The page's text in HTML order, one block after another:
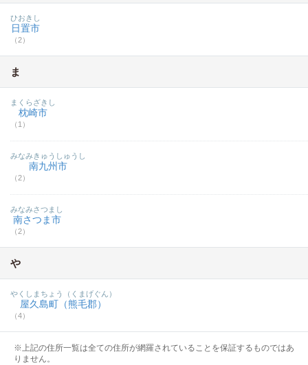
日置市
（2）
ひおきし
ま
枕崎市
（1）
まくらざきし
南九州市
（2）
みなみきゅうしゅうし
南さつま市
（2）
みなみさつまし
や
屋久島町（熊毛郡）
（4）
やくしまちょう（くまげぐん）
※上記の住所一覧は全ての住所が網羅されていることを保証するものではあ
りません。